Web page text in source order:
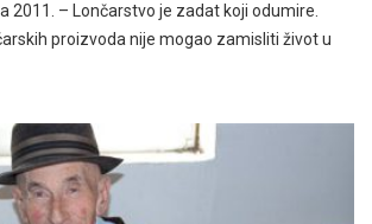
2011. – Lončarstvo je zadat koji odumire.
proizvoda nije mogao zamisliti život u